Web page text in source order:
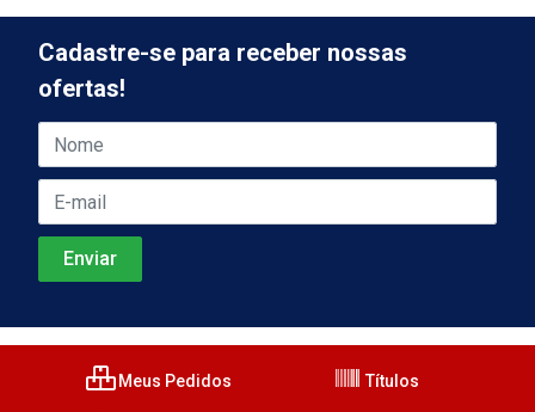
Cadastre-se para receber nossas
ofertas!
Meus Pedidos Títulos